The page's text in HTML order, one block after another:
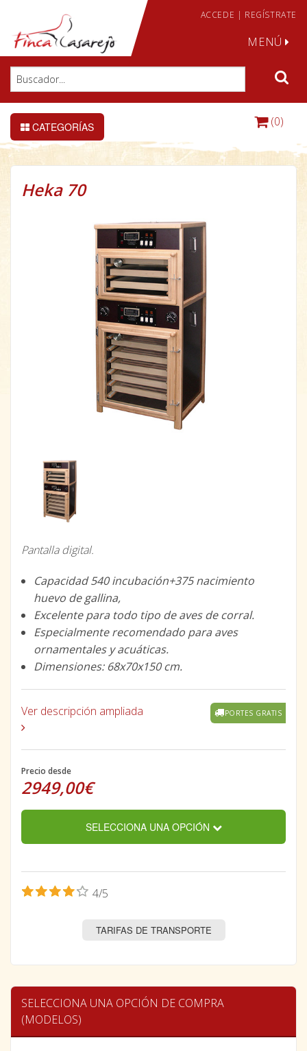
ACCEDE | REGÍSTRATE
MENÚ
CATEGORÍAS (0)
Heka 70
Pantalla digital.
Capacidad 540 incubación+375 nacimiento
huevo de gallina,
Excelente para todo tipo de aves de corral.
Especialmente recomendado para aves
ornamentales y acuáticas.
Dimensiones: 68x70x150 cm.
Ver descripción ampliada PORTES GRATIS
Precio desde
2949,00€
SELECCIONA UNA OPCIÓN
4/5
TARIFAS DE TRANSPORTE
SELECCIONA UNA OPCIÓN DE COMPRA
(MODELOS)